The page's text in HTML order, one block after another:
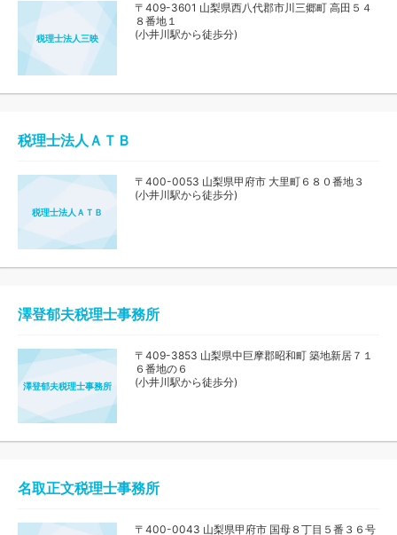
税理士法人三映
〒409-3601 山梨県西八代郡市川三郷町 高田５４
８番地１
(小井川駅から徒歩分)
税理士法人ＡＴＢ
税理士法人ＡＴＢ
〒400-0053 山梨県甲府市 大里町６８０番地３
(小井川駅から徒歩分)
澤登郁夫税理士事務所
澤登郁夫税理士事務所
〒409-3853 山梨県中巨摩郡昭和町 築地新居７１
６番地の６
(小井川駅から徒歩分)
名取正文税理士事務所
〒400-0043 山梨県甲府市 国母８丁目５番３６号